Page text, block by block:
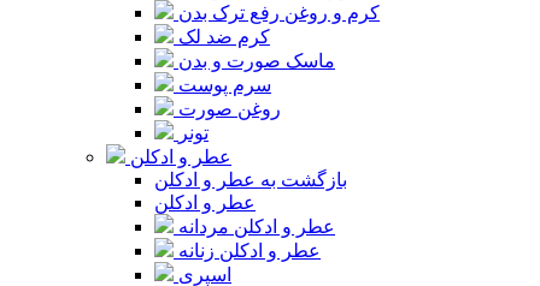
کرم و روغن رفع ترک بدن
کرم ضد لک
ماسک صورت و بدن
سرم پوست
روغن صورت
تونر
عطر و ادکلن
بازگشت به عطر و ادکلن
عطر و ادکلن
عطر و ادکلن مردانه
عطر و ادکلن زنانه
اسپری